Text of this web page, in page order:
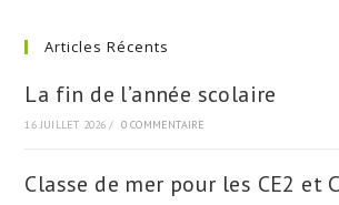
Articles Récents
La fin de l’année scolaire
16 JUILLET 2026 / 0 COMMENTAIRE
Classe de mer pour les CE2 et